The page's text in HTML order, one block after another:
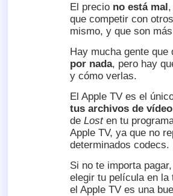
El precio no está mal
que competir con
mismo, y que son
Hay mucha gente
por nada, pero hay
y cómo verlas.
El Apple TV es el
tus archivos de vídeo
de Losten tu
Apple TV, ya que no
determinados codecs.
Si no te importa
elegir tu película en la
el Apple TV es una